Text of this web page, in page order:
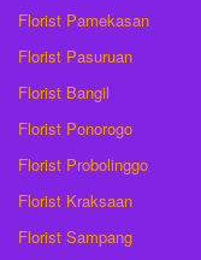
Florist Pamekasan
Florist Pasuruan
Florist Bangil
Florist Ponorogo
Florist Probolinggo
Florist Kraksaan
Florist Sampang